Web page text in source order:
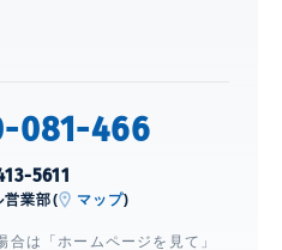
081-466
5611
営業部( マップ)
は「ホームページを見て」